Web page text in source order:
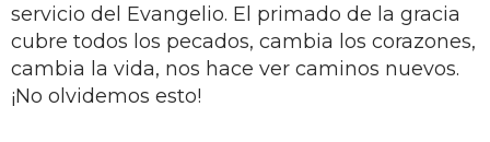
servicio del Evangelio. El primado de la gracia
cubre todos los pecados, cambia los corazones,
cambia la vida, nos hace ver caminos nuevos.
¡No olvidemos esto!